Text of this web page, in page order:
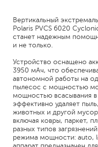
Вертикальный
Polaris PVCS 6020
станет надежным
и не только.
Устройство оснащено
3950 мАч, что
автономной работы на
пылесос с мощностью
мощностью всасывания
эффективно удаляет
животных и другой
включая ковры, паркет,
разных типов
режима мощности: